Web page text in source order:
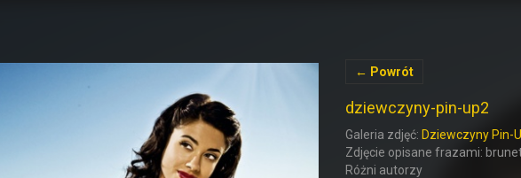
← Powrót
dziewczyny-pin-up2
Galeria zdjęć: Dziewczyny Pin-
Zdjęcie opisane frazami:
Różni autorzy